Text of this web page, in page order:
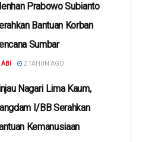
Prabowo Subianto
Bantuan Korban
Sumbar
ABI 2 TAHUN AGO
Nagari Lima Kaum,
I/BB Serahkan
Kemanusiaan